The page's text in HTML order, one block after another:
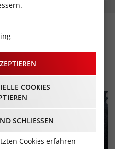
„Coming
B4
19:00 Uhr
COOKIES
SCHLIESSEN
Cookies erfahren